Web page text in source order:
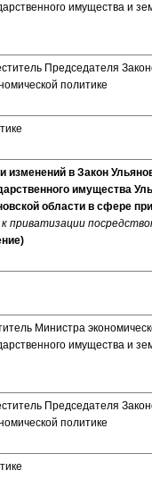
имущества и
Председателя
политике
изменений в Закон
имущества
области в сфере
приватизации
Министра
имущества и
Председателя
политике